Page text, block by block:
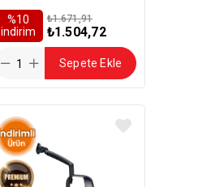
%10
i̇ndirim
₺1.504,72
₺1.671,91
Sepete Ekle